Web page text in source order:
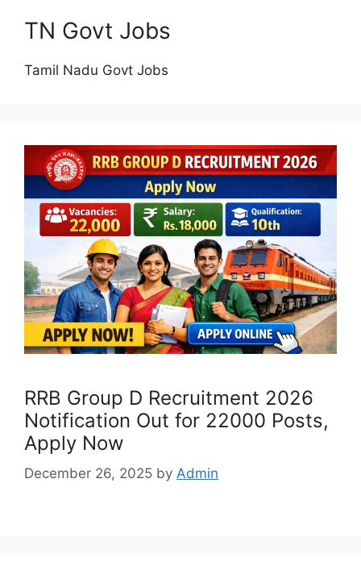
TN Govt Jobs
Tamil Nadu Govt Jobs
RRB Group D Recruitment 2026
Notification Out for 22000 Posts,
Apply Now
December 26, 2025 by Admin